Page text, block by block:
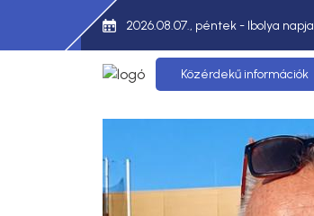
2026.08.07., péntek - Ibolya napja
Közérdekű információk